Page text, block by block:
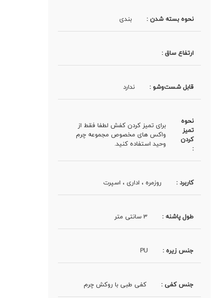
نحوه بسته شدن : بندی
ارتفاع ساق :
قابل شست‌وشو : ندارد
نحوه
تمیز
کردن
:
برای تمیز کردن کفش لطفا فقط از
واکس های مخصوص مجموعه چرم
وحید استفاده کنید.
کاربرد : روزمره ، اداری ، اسپرت
طول پاشنه : 3 سانتی متر
جنس زیره : PU
جنس کفی : کفی طبی با روکش چرم